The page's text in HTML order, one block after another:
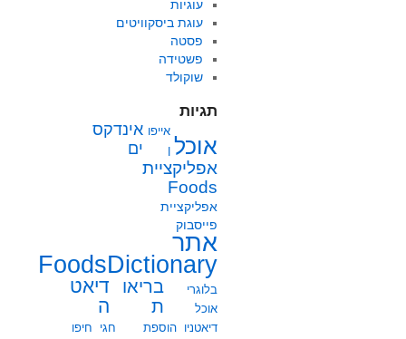
עוגיות
עוגת ביסקוויטים
פסטה
פשטידה
שוקולד
תגיות
אוכל
אייפו
ן
אינדקס
ים
אפליקציית
Foods
אפליקציית
פייסבוק
אתר
FoodsDictionary
בלוגרי
אוכל
בריאו
ת
דיאט
ה
דיאטניו הוספת
חגי
חיפו